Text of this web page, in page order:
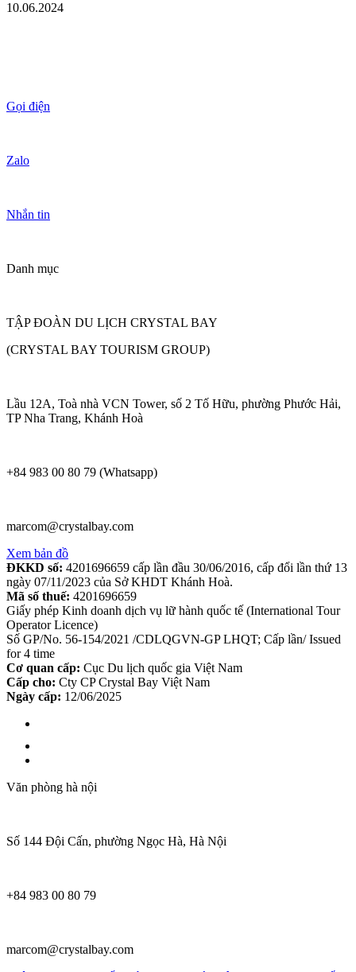
10.06.2024
Gọi điện
Zalo
Nhắn tin
Danh mục
TẬP ĐOÀN DU LỊCH CRYSTAL BAY
(CRYSTAL BAY TOURISM GROUP)
Lầu 12A, Toà nhà VCN Tower, số 2 Tố Hữu, phường Phước Hải,
TP Nha Trang, Khánh Hoà
+84 983 00 80 79 (Whatsapp)
marcom@crystalbay.com
Xem bản đồ
ĐKKD số: 4201696659 cấp lần đầu 30/06/2016, cấp đổi lần thứ 13
ngày 07/11/2023 của Sở KHDT Khánh Hoà.
Mã số thuế: 4201696659
Giấy phép Kinh doanh dịch vụ lữ hành quốc tế (International Tour
Operator Licence)
Số GP/No. 56-154/2021 /CDLQGVN-GP LHQT; Cấp lần/ Issued
for 4 time
Cơ quan cấp: Cục Du lịch quốc gia Việt Nam
Cấp cho: Cty CP Crystal Bay Việt Nam
Ngày cấp: 12/06/2025
Văn phòng hà nội
Số 144 Đội Cấn, phường Ngọc Hà, Hà Nội
+84 983 00 80 79
marcom@crystalbay.com